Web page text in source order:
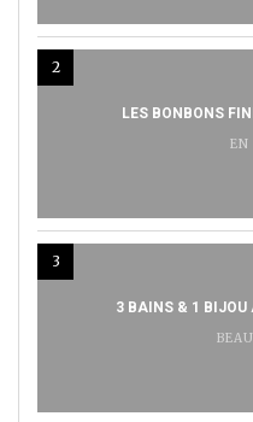
2
LES BONBONS
EN
3
3 BAINS & 1 BIJOU